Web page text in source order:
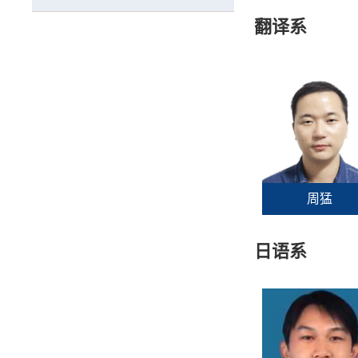
翻译系
周猛
日语系